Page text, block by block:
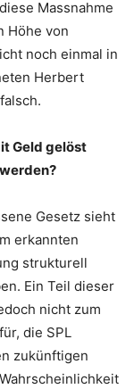
Massnahme
Höhe von
noch einmal in
Herbert
Geld gelöst
Gesetz sieht
erkannten
strukturell
Ein Teil dieser
nicht zum
die SPL
zukünftigen